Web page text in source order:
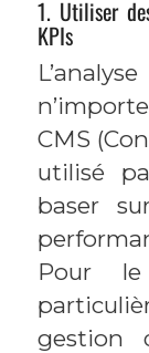
1. Utiliser
KPIs
CMS
utilisé
baser
Pour le
gestion